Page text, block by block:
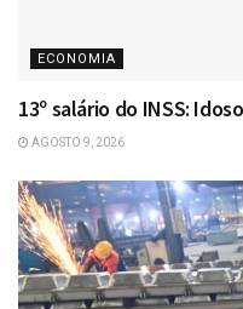
ECONOMIA
13º salário do INSS:
AGOSTO 9, 2026